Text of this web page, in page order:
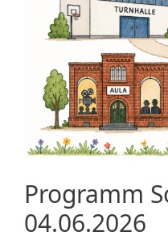
Programm
04.06.2026